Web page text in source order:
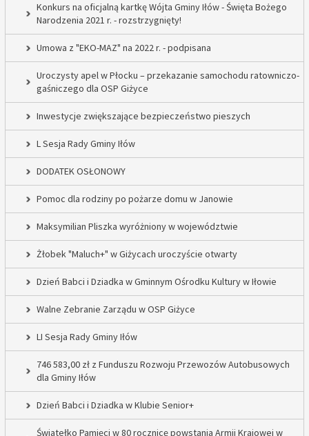
Konkurs na oficjalną kartkę Wójta Gminy Iłów - Święta Bożego
Narodzenia 2021 r. - rozstrzygnięty!
Umowa z "EKO-MAZ" na 2022 r. - podpisana
Uroczysty apel w Płocku – przekazanie samochodu ratowniczo-
gaśniczego dla OSP Giżyce
Inwestycje zwiększające bezpieczeństwo pieszych
L Sesja Rady Gminy Iłów
DODATEK OSŁONOWY
Pomoc dla rodziny po pożarze domu w Janowie
Maksymilian Pliszka wyróżniony w województwie
Żłobek "Maluch+" w Giżycach uroczyście otwarty
Dzień Babci i Dziadka w Gminnym Ośrodku Kultury w Iłowie
Walne Zebranie Zarządu w OSP Giżyce
LI Sesja Rady Gminy Iłów
746 583,00 zł z Funduszu Rozwoju Przewozów Autobusowych
dla Gminy Iłów
Dzień Babci i Dziadka w Klubie Senior+
Światełko Pamięci w 80 rocznicę powstania Armii Krajowej w